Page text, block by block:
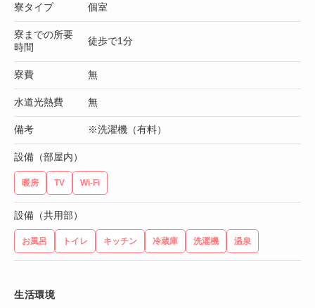
寮タイプ 個室
寮までの所要
時間
徒歩で1分
寮費 無
水道光熱費 無
備考 ※洗濯機（有料）
設備（部屋内）
暖房 TV Wi-Fi
設備（共用部）
お風呂 トイレ キッチン 冷蔵庫 洗濯機 温泉
生活環境